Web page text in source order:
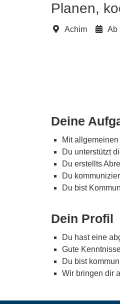
Planen,
Achim Ab
Deine
Mit
Du unterstützt
Du erstellts
Du
Du bist
Dein Profil
Du hast eine
Gute
Du bist
Wir bringen dir